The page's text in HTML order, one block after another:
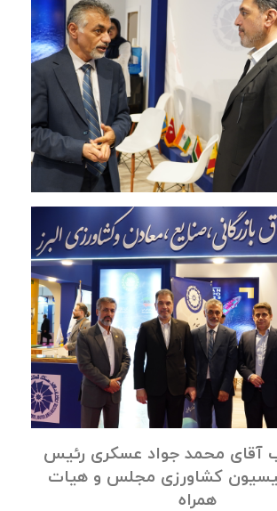
آقای محمد جواد عسکری رئیس
کشاورزی مجلس و هیات
همراه